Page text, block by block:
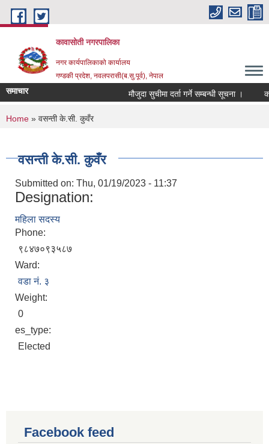
Skip to main content
कावासोती नगरपालिका
नगर कार्यपालिकाको कार्यालय
गण्डकी प्रदेश, नवलपरासी(ब.सु.पूर्व), नेपाल
समाचार मौजुदा सुचीमा दर्ता गर्ने सम्बन्धी सूचना ।
You are here
Home » वसन्ती के.सी. कुवँर
वसन्ती के.सी. कुवँर
Submitted on: Thu, 01/19/2023 - 11:37
Designation:
महिला सदस्य
Phone:
९८४७०९३५८७
Ward:
वडा नं. ३
Weight:
0
es_type:
Elected
Facebook feed